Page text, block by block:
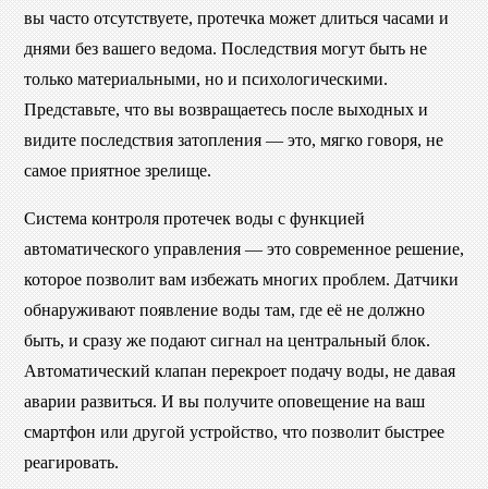
вы часто отсутствуете, протечка может длиться часами и
днями без вашего ведома. Последствия могут быть не
только материальными, но и психологическими.
Представьте, что вы возвращаетесь после выходных и
видите последствия затопления — это, мягко говоря, не
самое приятное зрелище.
Система контроля протечек воды с функцией
автоматического управления — это современное решение,
которое позволит вам избежать многих проблем. Датчики
обнаруживают появление воды там, где её не должно
быть, и сразу же подают сигнал на центральный блок.
Автоматический клапан перекроет подачу воды, не давая
аварии развиться. И вы получите оповещение на ваш
смартфон или другой устройство, что позволит быстрее
реагировать.